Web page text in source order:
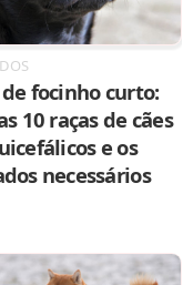
de focinho curto:
10 raças de cães
e os
necessários